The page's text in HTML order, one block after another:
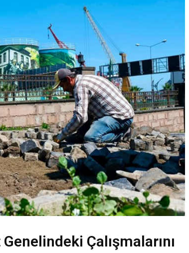
Çalışmalarını